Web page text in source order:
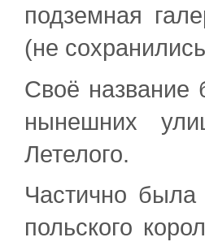
подземная
(не
Своё название
нынешних
Летелого.
Частично
польского